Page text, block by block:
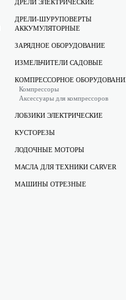
ДРЕЛИ ЭЛЕКТРИЧЕСКИЕ
ДРЕЛИ-ШУРУПОВЕРТЫ
АККУМУЛЯТОРНЫЕ
ЗАРЯДНОЕ ОБОРУДОВАНИЕ
ИЗМЕЛЬЧИТЕЛИ САДОВЫЕ
КОМПРЕССОРНОЕ
Компрессоры
Аксессуары для компрессоров
ЛОБЗИКИ ЭЛЕКТРИЧЕСКИЕ
КУСТОРЕЗЫ
ЛОДОЧНЫЕ МОТОРЫ
МАСЛА ДЛЯ ТЕХНИКИ CARVER
МАШИНЫ ОТРЕЗНЫЕ